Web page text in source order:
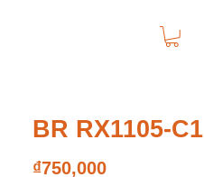
BR RX1105-C1
₫750,000가